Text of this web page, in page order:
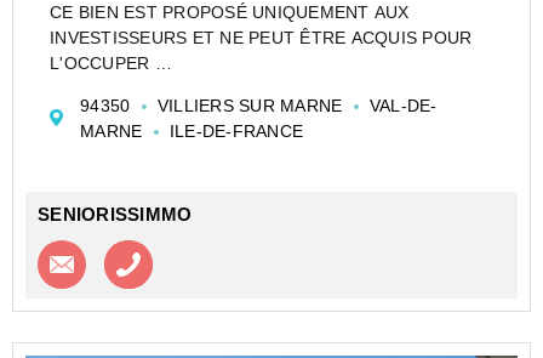
CE BIEN EST PROPOSÉ UNIQUEMENT AUX
INVESTISSEURS ET NE PEUT ÊTRE ACQUIS POUR
L'OCCUPER
ETUDIANTE DE TYPE T1 DE 18 M² À VILLIERS-SUR-
MARNE - LOGIFAC - VILLIERS SUR MARNE - LES
94350 VILLIERS SUR MARNE
VAL-DE-
MARNE
ILE-DE-FRANCE
SENIORISSIMMO
Contacter l'agence